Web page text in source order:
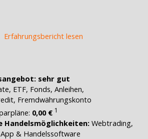
Erfahrungsbericht lesen
sehr gut
ETF, Fonds, Anleihen,
Fremdwährungskonto
0,00 € 1
Handelsmöglichkeiten:Webtrading,
& Handelssoftware